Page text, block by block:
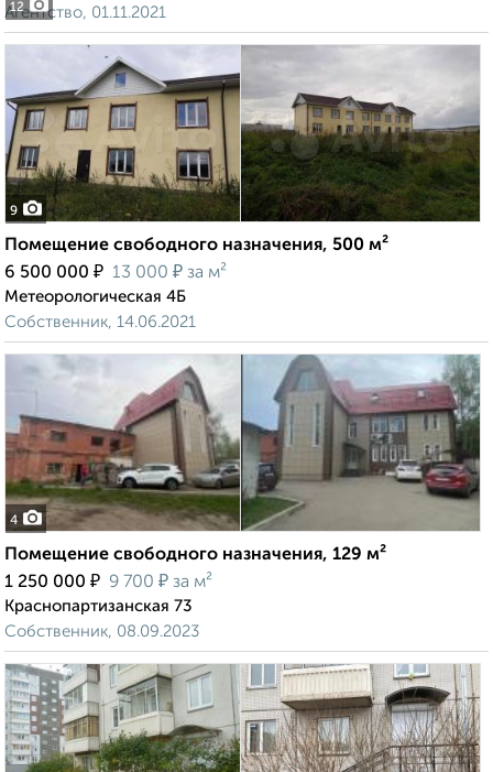
12
Агентство, 01.11.2021
9
Помещение свободного назначения, 500 м²
6 500 000 ₽ 13 000 ₽ за м²
Метеорологическая 4Б
Собственник, 14.06.2021
4
Помещение свободного назначения, 129 м²
1 250 000 ₽ 9 700 ₽ за м²
Краснопартизанская 73
Собственник, 08.09.2023